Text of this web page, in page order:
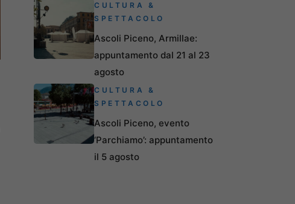
CULTURA &
SPETTACOLO
Ascoli Piceno, Armillae:
appuntamento dal 21 al 23
agosto
CULTURA &
SPETTACOLO
Ascoli Piceno, evento
‘Parchiamo’: appuntamento
il 5 agosto